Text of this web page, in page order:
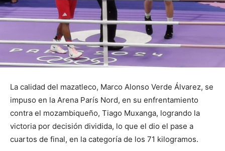
La calidad del mazatleco, Marco Alonso Verde Álvarez, se
impuso en la Arena París Nord, en su enfrentamiento
contra el mozambiqueño, Tiago Muxanga, logrando la
victoria por decisión dividida, lo que el dio el pase a
cuartos de final, en la categoría de los 71 kilogramos.